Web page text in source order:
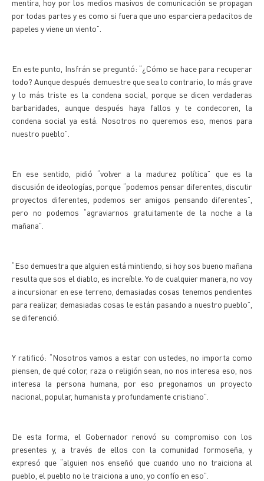
mentira, hoy por los medios masivos de comunicación se propagan
por todas partes y es como si fuera que uno esparciera pedacitos de
papeles y viene un viento”.
En este punto, Insfrán se preguntó: “¿Cómo se hace para recuperar
todo? Aunque después demuestre que sea lo contrario, lo más grave
y lo más triste es la condena social, porque se dicen verdaderas
barbaridades, aunque después haya fallos y te condecoren, la
condena social ya está. Nosotros no queremos eso, menos para
nuestro pueblo”.
En ese sentido, pidió “volver a la madurez política” que es la
discusión de ideologías, porque “podemos pensar diferentes, discutir
proyectos diferentes, podemos ser amigos pensando diferentes”,
pero no podemos “agraviarnos gratuitamente de la noche a la
mañana”.
“Eso demuestra que alguien está mintiendo, si hoy sos bueno mañana
resulta que sos el diablo, es increíble. Yo de cualquier manera, no voy
a incursionar en ese terreno, demasiadas cosas tenemos pendientes
para realizar, demasiadas cosas le están pasando a nuestro pueblo”,
se diferenció.
Y ratificó: “Nosotros vamos a estar con ustedes, no importa como
piensen, de qué color, raza o religión sean, no nos interesa eso, nos
interesa la persona humana, por eso pregonamos un proyecto
nacional, popular, humanista y profundamente cristiano”.
De esta forma, el Gobernador renovó su compromiso con los
presentes y, a través de ellos con la comunidad formoseña, y
expresó que “alguien nos enseñó que cuando uno no traiciona al
pueblo, el pueblo no le traiciona a uno, yo confío en eso”.